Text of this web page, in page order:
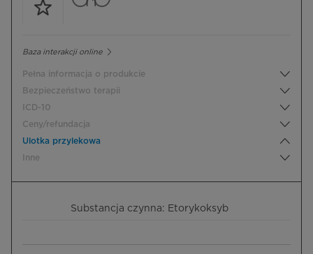
Baza interakcji online
Pełna informacja o produkcie
Bezpieczeństwo terapii
ICD-10
Ceny/refundacja
Ulotka przylekowa
Inne
Substancja czynna: Etorykoksyb